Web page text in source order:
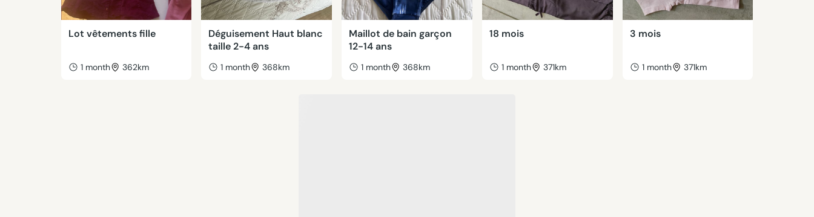
Lot vêtements fille
1 month 362km
Déguisement Haut blanc
taille 2-4 ans
1 month 368km
Maillot de bain garçon
12-14 ans
1 month 368km
18 mois
1 month 371km
3 mois
1 month 371km